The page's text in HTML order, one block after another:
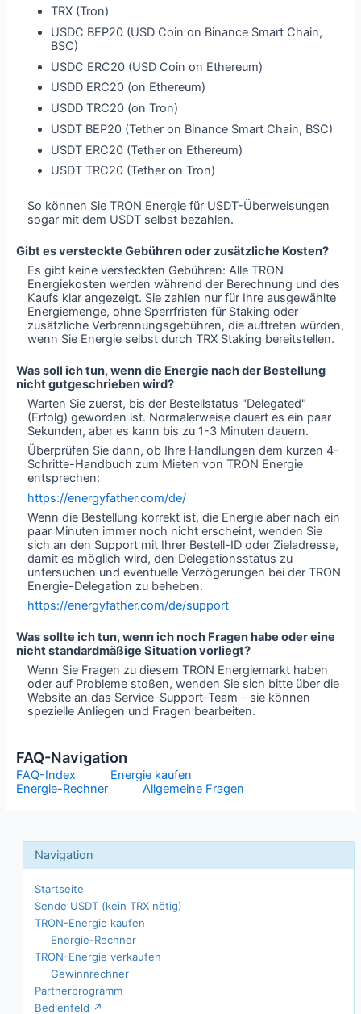
TRX (Tron)
USDC BEP20 (USD Coin on Binance Smart Chain,
BSC)
USDC ERC20 (USD Coin on Ethereum)
USDD ERC20 (on Ethereum)
USDD TRC20 (on Tron)
USDT BEP20 (Tether on Binance Smart Chain, BSC)
USDT ERC20 (Tether on Ethereum)
USDT TRC20 (Tether on Tron)
So können Sie TRON Energie für USDT-Überweisungen
sogar mit dem USDT selbst bezahlen.
Gibt es versteckte Gebühren oder zusätzliche Kosten?
Es gibt keine versteckten Gebühren: Alle TRON
Energiekosten werden während der Berechnung und des
Kaufs klar angezeigt. Sie zahlen nur für Ihre ausgewählte
Energiemenge, ohne Sperrfristen für Staking oder
zusätzliche Verbrennungsgebühren, die auftreten würden,
wenn Sie Energie selbst durch TRX Staking bereitstellen.
Was soll ich tun, wenn die Energie nach der Bestellung
nicht gutgeschrieben wird?
Warten Sie zuerst, bis der Bestellstatus "Delegated"
(Erfolg) geworden ist. Normalerweise dauert es ein paar
Sekunden, aber es kann bis zu 1-3 Minuten dauern.
Überprüfen Sie dann, ob Ihre Handlungen dem kurzen 4-
Schritte-Handbuch zum Mieten von TRON Energie
entsprechen:
https://energyfather.com/de/
Wenn die Bestellung korrekt ist, die Energie aber nach ein
paar Minuten immer noch nicht erscheint, wenden Sie
sich an den Support mit Ihrer Bestell-ID oder Zieladresse,
damit es möglich wird, den Delegationsstatus zu
untersuchen und eventuelle Verzögerungen bei der TRON
Energie-Delegation zu beheben.
https://energyfather.com/de/support
Was sollte ich tun, wenn ich noch Fragen habe oder eine
nicht standardmäßige Situation vorliegt?
Wenn Sie Fragen zu diesem TRON Energiemarkt haben
oder auf Probleme stoßen, wenden Sie sich bitte über die
Website an das Service-Support-Team - sie können
spezielle Anliegen und Fragen bearbeiten.
FAQ-Navigation
FAQ-Index
Energie kaufen
Energie-Rechner
Allgemeine Fragen
Startseite
Sende USDT (kein TRX nötig)
TRON-Energie kaufen
Energie-Rechner
TRON-Energie verkaufen
Gewinnrechner
Partnerprogramm
Bedienfeld ↗